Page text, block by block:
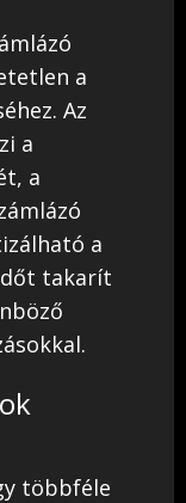
a
Az
a
a
a
takarít
többféle